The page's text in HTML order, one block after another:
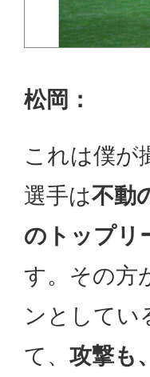
松岡：
これは僕が
選手は不動
のトップリ
す。その方
ンとしてい
て、 攻撃も